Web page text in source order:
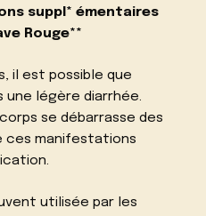
suppl* émentaires
Rouge**
il est possible que
une légère diarrhée.
se débarrasse des
ces manifestations
utilisée par les